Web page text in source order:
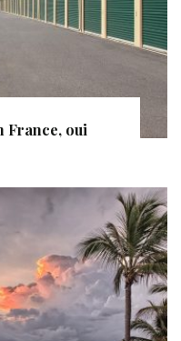
France, oui